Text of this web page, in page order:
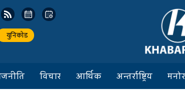
युनिकोड
विचार आर्थिक अन्तर्राष्ट्रिय